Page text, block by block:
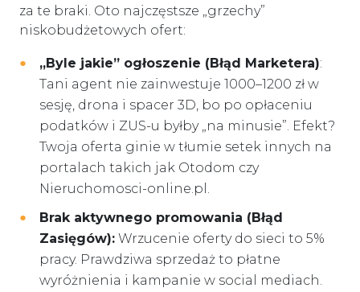
za te braki. Oto najczęstsze „grzechy”
niskobudżetowych ofert:
„Byle jakie” ogłoszenie (Błąd Marketera):
Tani agent nie zainwestuje 1000–1200 zł w
sesję, drona i spacer 3D, bo po opłaceniu
podatków i ZUS-u byłby „na minusie”. Efekt?
Twoja oferta ginie w tłumie setek innych na
portalach takich jak Otodom czy
Nieruchomosci-online.pl
Brak aktywnego promowania (Błąd
Zasięgów): Wrzucenie oferty do sieci to 5%
pracy. Prawdziwa sprzedaż to płatne
wyróżnienia i kampanie w social mediach.